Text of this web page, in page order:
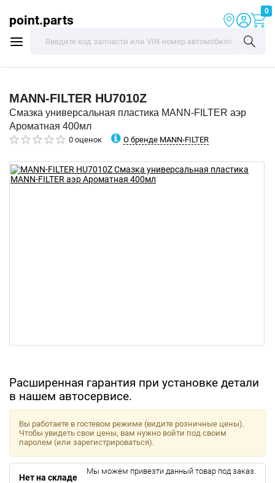
point.parts
0
MANN-FILTER HU7010Z
Смазка универсальная пластика MANN-FILTER аэр
Ароматная 400мл
0 оценок О бренде MANN-FILTER
Расширенная гарантия при установке детали
в нашем автосервисе.
Вы работаете в гостевом режиме (видите розничные цены).
Чтобы увидеть свои цены, вам нужно войти под своим
паролем (или зарегистрироваться).
Нет на складе
Мы можем привезти данный товар под заказ.